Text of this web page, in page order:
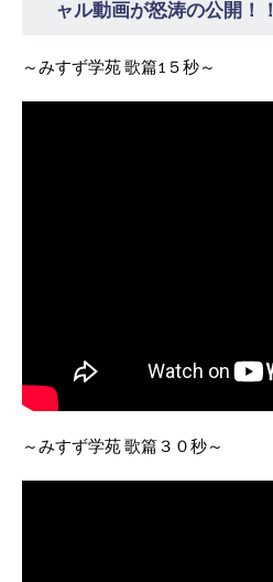
ャル動画が怒涛の公開！！
～みすず学苑 歌篇1５秒～
～みすず学苑 歌篇３０秒～